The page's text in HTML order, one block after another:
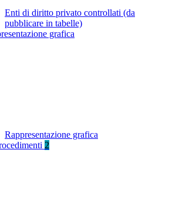
Enti di diritto privato controllati (da
pubblicare in tabelle)
grafica
Rappresentazione grafica
2